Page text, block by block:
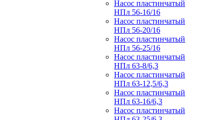
Насос пластинчатый
НПл 56-16/16
Насос пластинчатый
НПл 56-20/16
Насос пластинчатый
НПл 56-25/16
Насос пластинчатый
НПл 63-8/6,3
Насос пластинчатый
НПл 63-12,5/6,3
Насос пластинчатый
НПл 63-16/6,3
Насос пластинчатый